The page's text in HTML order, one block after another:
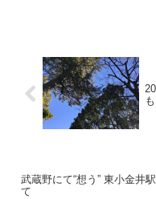
武蔵野にて“想う” 東小金井
て